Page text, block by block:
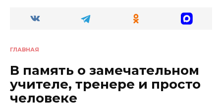
ГЛАВНАЯ
В память о замечательном
учителе, тренере и просто
человеке